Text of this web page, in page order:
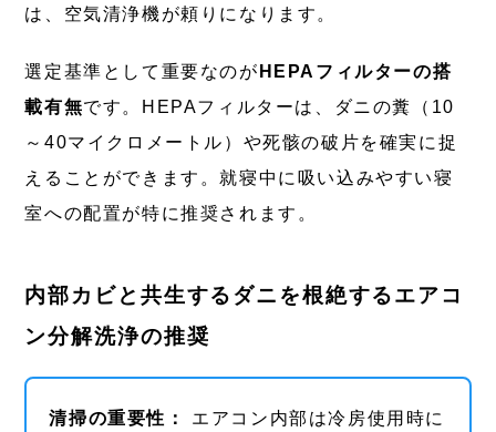
は、空気清浄機が頼りになります。
選定基準として重要なのが HEPAフィルターの搭
載有無です。HEPAフィルターは、ダニの糞（10
～40マイクロメートル）や死骸の破片を確実に捉
えることができます。就寝中に吸い込みやすい寝
室への配置が特に推奨されます。
内部カビと共生するダニを根絶するエアコ
ン分解洗浄の推奨
清掃の重要性：
エアコン内部は冷房使用時に